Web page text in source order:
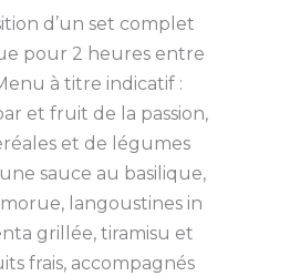
d’un set complet
pour 2 heures entre
à titre indicatif :
et fruit de la passion,
et de légumes
sauce au basilique,
langoustines in
grillée, tiramisu et
frais, accompagnés